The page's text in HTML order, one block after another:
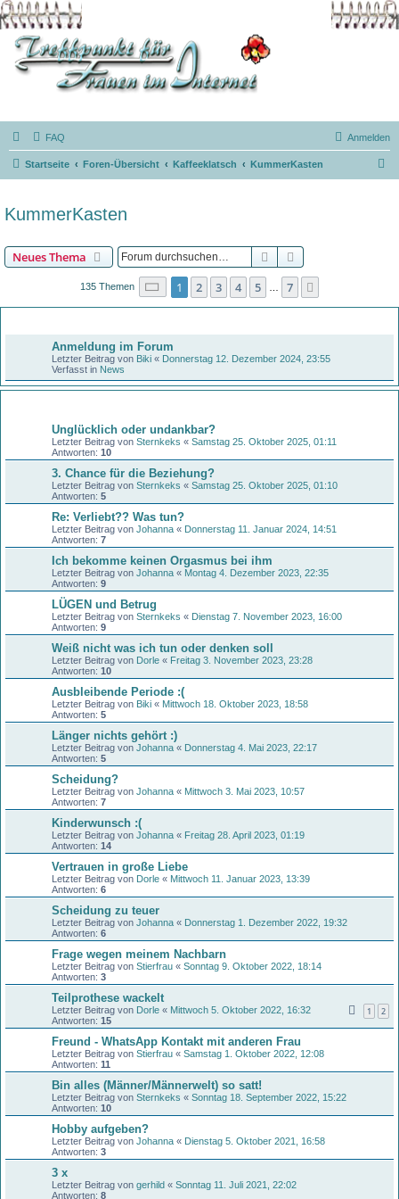
FAQ Anmelden
Startseite Foren-Übersicht Kaffeeklatsch KummerKasten
KummerKasten
Neues Thema Suche
135 Themen Seite 1von
1 2 3 4 5 7
Anmeldung im Forum
Letzter Beitrag von Biki « Donnerstag 12. Dezember 2024, 23:55
Verfasst in News
Unglücklich oder undankbar?
Letzter Beitrag von Sternkeks « Samstag 25. Oktober 2025, 01:11
Antworten: 10
3. Chance für die Beziehung?
Letzter Beitrag von Sternkeks « Samstag 25. Oktober 2025, 01:10
Antworten: 5
Re: Verliebt?? Was tun?
Letzter Beitrag von Johanna « Donnerstag 11. Januar 2024, 14:51
Antworten: 7
Ich bekomme keinen Orgasmus bei ihm
Letzter Beitrag von Johanna « Montag 4. Dezember 2023, 22:35
Antworten: 9
LÜGEN und Betrug
Letzter Beitrag von Sternkeks « Dienstag 7. November 2023, 16:00
Antworten: 9
Weiß nicht was ich tun oder denken soll
Letzter Beitrag von Dorle « Freitag 3. November 2023, 23:28
Antworten: 10
Ausbleibende Periode :(
Letzter Beitrag von Biki « Mittwoch 18. Oktober 2023, 18:58
Antworten: 5
Länger nichts gehört :)
Letzter Beitrag von Johanna « Donnerstag 4. Mai 2023, 22:17
Antworten: 5
Scheidung?
Letzter Beitrag von Johanna « Mittwoch 3. Mai 2023, 10:57
Antworten: 7
Kinderwunsch :(
Letzter Beitrag von Johanna « Freitag 28. April 2023, 01:19
Antworten: 14
Vertrauen in große Liebe
Letzter Beitrag von Dorle « Mittwoch 11. Januar 2023, 13:39
Antworten: 6
Scheidung zu teuer
Letzter Beitrag von Johanna « Donnerstag 1. Dezember 2022, 19:32
Antworten: 6
Frage wegen meinem Nachbarn
Letzter Beitrag von Stierfrau « Sonntag 9. Oktober 2022, 18:14
Antworten: 3
Teilprothese wackelt
Letzter Beitrag von Dorle « Mittwoch 5. Oktober 2022, 16:32
Antworten: 15
1 2
Freund - WhatsApp Kontakt mit anderen Frau
Letzter Beitrag von Stierfrau « Samstag 1. Oktober 2022, 12:08
Antworten: 11
Bin alles (Männer/Männerwelt) so satt!
Letzter Beitrag von Sternkeks « Sonntag 18. September 2022, 15:22
Antworten: 10
Hobby aufgeben?
Letzter Beitrag von Johanna « Dienstag 5. Oktober 2021, 16:58
Antworten: 3
3 x
Letzter Beitrag von gerhild « Sonntag 11. Juli 2021, 22:02
Antworten: 8